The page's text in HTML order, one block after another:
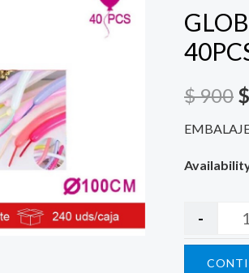
$900 $
-